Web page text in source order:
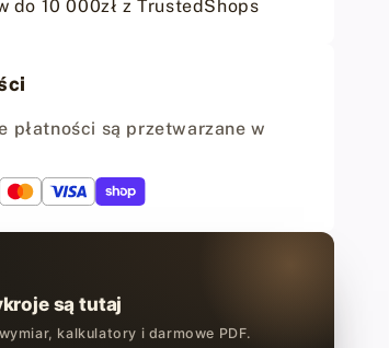
do 10 000zł z TrustedShops
płatności są przetwarzane w
są tutaj
kalkulatory i darmowe PDF.